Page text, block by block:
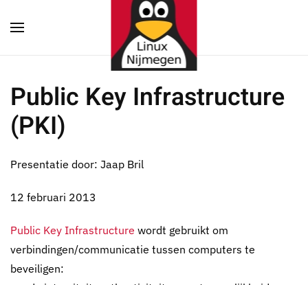
Terug naar hoofdinhoud
Public Key Infrastructure
(PKI)
Presentatie door: Jaap Bril
12 februari 2013
Public Key Infrastructure wordt gebruikt om
verbindingen/communicatie tussen computers te
beveiligen: